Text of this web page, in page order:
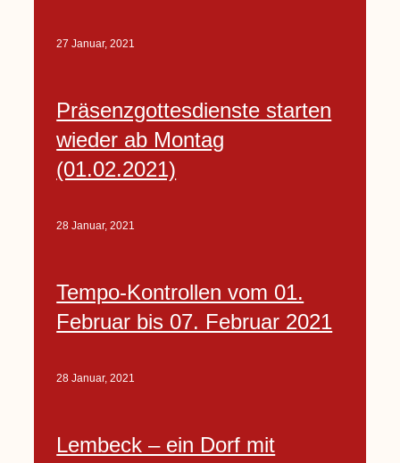
27 Januar, 2021
Präsenzgottesdienste starten
wieder ab Montag
(01.02.2021)
28 Januar, 2021
Tempo-Kontrollen vom 01.
Februar bis 07. Februar 2021
28 Januar, 2021
Lembeck – ein Dorf mit